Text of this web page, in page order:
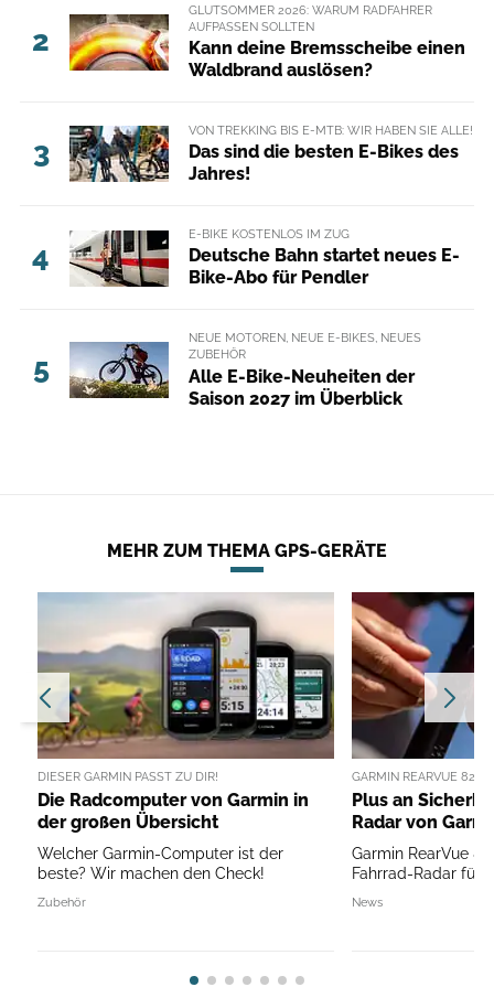
2
GLUTSOMMER 2026: WARUM RADFAHRER
AUFPASSEN SOLLTEN
Kann deine Bremsscheibe einen
Waldbrand auslösen?
3
VON TREKKING BIS E-MTB: WIR HABEN SIE ALLE!
Das sind die besten E-Bikes des
Jahres!
4
E-BIKE KOSTENLOS IM ZUG
Deutsche Bahn startet neues E-
Bike-Abo für Pendler
5
NEUE MOTOREN, NEUE E-BIKES, NEUES
ZUBEHÖR
Alle E-Bike-Neuheiten der
Saison 2027 im Überblick
MEHR ZUM THEMA GPS-GERÄTE
DIESER GARMIN PASST ZU DIR!
Die Radcomputer von Garmin in
der großen Übersicht
Welcher Garmin-Computer ist der
beste? Wir machen den Check!
Zubehör
GARMIN REARVUE 820
Plus an
Radar von
Garmin RearVue
Fahrrad-Radar für
News